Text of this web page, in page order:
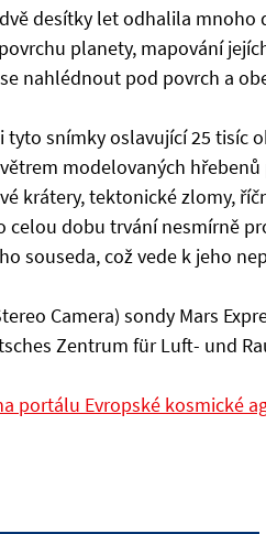
desítky let odhalila
planety, mapování
nahlédnout pod povrch a
tyto snímky oslavující 25 tisíc
modelovaných
krátery, tektonické zlomy,
celou dobu trvání nesmírně
souseda, což vede k jeho
Camera) sondy Mars
Zentrum für Luft- und
portálu Evropské kosmické